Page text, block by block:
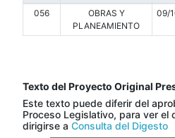
056
OBRAS Y
PLANEAMIENTO
09/
Texto del Proyecto Original
Este texto puede diferir del
Proceso Legislativo, para ver el
dirigirse a Consulta del Digesto